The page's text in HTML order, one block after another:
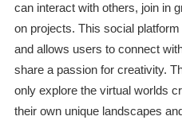
can interact with others, join in
on projects. This social
and allows users to connect
share a passion for creativity.
only explore the virtual worlds
their own unique landscapes